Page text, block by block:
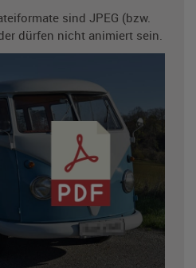
sind JPEG (bzw.
dürfen nicht animiert sein.